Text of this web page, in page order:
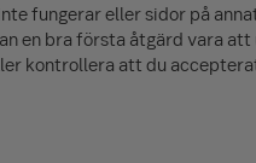
fungerar eller sidor på
en bra första åtgärd vara
kontrollera att du